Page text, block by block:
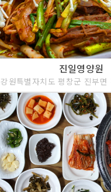
진일영양원
강원특별자치도 평창군 진부면